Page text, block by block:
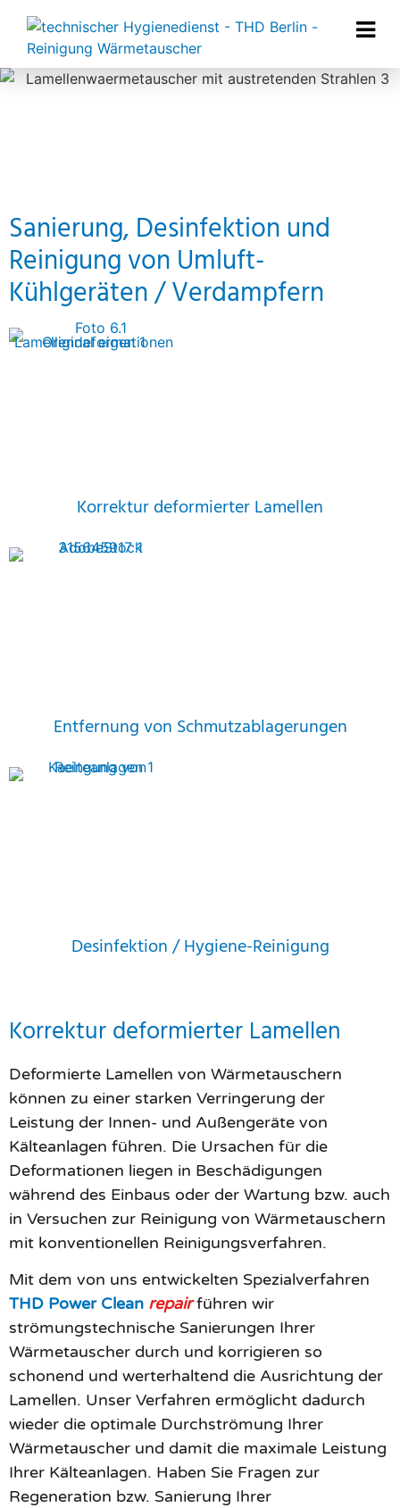
Sanierung, Desinfektion und
Reinigung von Umluft-
Kühlgeräten / Verdampfern
Korrektur deformierter Lamellen
Entfernung von Schmutzablagerungen
Desinfektion / Hygiene-Reinigung
Korrektur deformierter Lamellen
Deformierte Lamellen von Wärmetauschern
können zu einer starken Verringerung der
Leistung der Innen- und Außengeräte von
Kälteanlagen führen. Die Ursachen für die
Deformationen liegen in Beschädigungen
während des Einbaus oder der Wartung bzw. auch
in Versuchen zur Reinigung von Wärmetauschern
mit konventionellen Reinigungsverfahren.
Mit dem von uns entwickelten Spezialverfahren
THD Power Clean repairführen wir
strömungstechnische Sanierungen Ihrer
Wärmetauscher durch und korrigieren so
schonend und werterhaltend die Ausrichtung der
Lamellen. Unser Verfahren ermöglicht dadurch
wieder die optimale Durchströmung Ihrer
Wärmetauscher und damit die maximale Leistung
Ihrer Kälteanlagen. Haben Sie Fragen zur
Regeneration bzw. Sanierung Ihrer